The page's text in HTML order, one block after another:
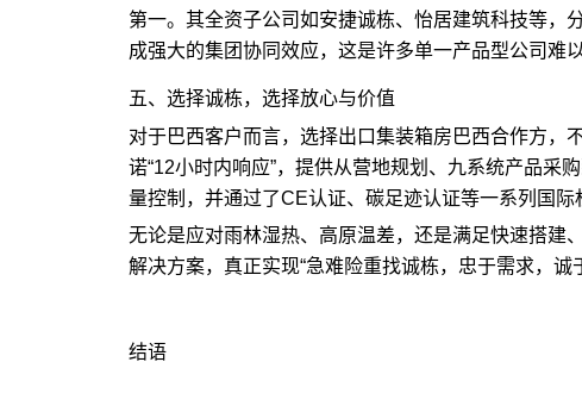
第一。其全资子公司如安捷诚栋、怡居建筑科技等，
成强大的集团协同效应，这是许多单一产品型公司难
五、选择诚栋，选择放心与价值
对于巴西客户而言，选择出口集装箱房巴西合作方，
诺“12小时内响应”，提供从营地规划、九系统产品采
量控制，并通过了CE认证、碳足迹认证等一系列国际
无论是应对雨林湿热、高原温差，还是满足快速搭建
解决方案，真正实现“急难险重找诚栋，忠于需求，诚
结语